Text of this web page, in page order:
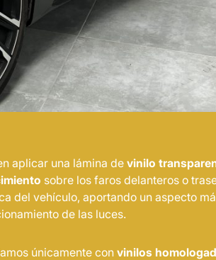
aplicar una lámina devinilo
sobre los faros delanteros o
del vehículo, aportando un aspecto
de las luces.
únicamente convinilos